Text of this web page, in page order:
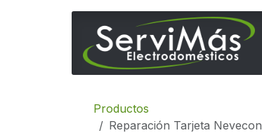
Productos
Reparación Tarjeta Nevecon